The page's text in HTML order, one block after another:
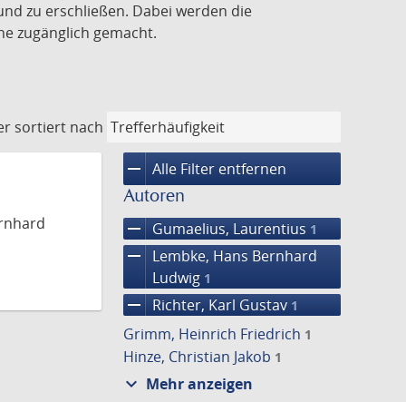
zu erschließen. Dabei werden die
zugänglich gemacht.
sortiert nach
remove Alle Filter entfernen
Autoren
remove Gumaelius, Laurentius 1
remove
Lembke, Hans Bernhard
Ludwig 1
remove Richter, Karl Gustav 1
Grimm, Heinrich Friedrich 1
Hinze, Christian Jakob 1
expand_more Mehr anzeigen